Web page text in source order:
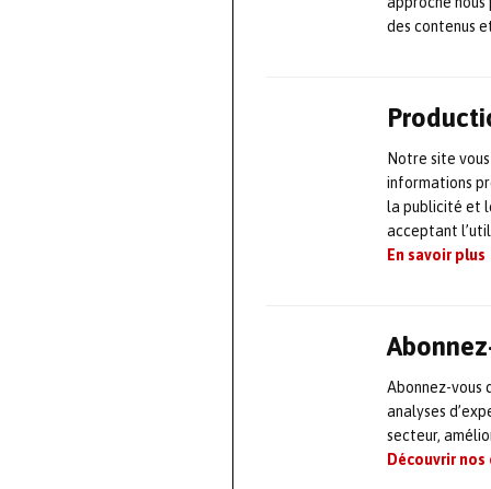
des contenus
Notre site
informations
la publicité et
acceptant
En savoir plus
Abonnez-vous
analyses
secteur,
Découvrir
Cette prise
performance
« Coswin 8i
performances
Elipsis, nous
résiliente et
Elipsisconçoit
données